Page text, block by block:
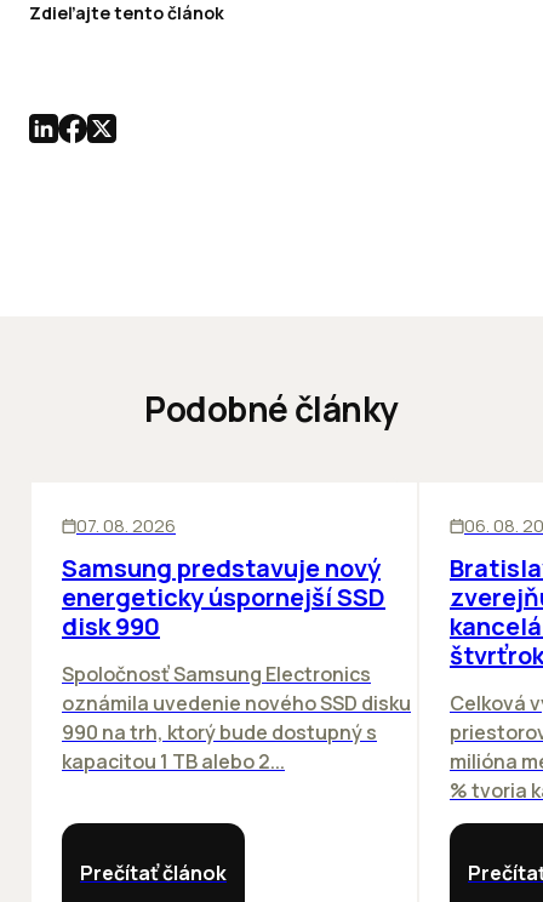
Zdieľajte tento článok
Podobné články
07. 08. 2026
Samsung predstavuje nový
energeticky úspornejší SSD
disk 990
Spoločnosť Samsung Electronics
oznámila uvedenie nového SSD disku
990 na trh, ktorý bude dostupný s
kapacitou 1 TB alebo 2...
Prečítať článok
06. 08.
Celková
milióna
% tvoria